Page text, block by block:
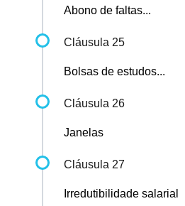
Abono de faltas...
Cláusula 25
Bolsas de estudos...
Cláusula 26
Janelas
Cláusula 27
Irredutibilidade salarial